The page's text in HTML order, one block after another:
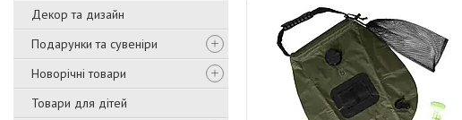
Декор та дизайн
Подарунки та сувеніри
Новорічні товари
Товари для дітей